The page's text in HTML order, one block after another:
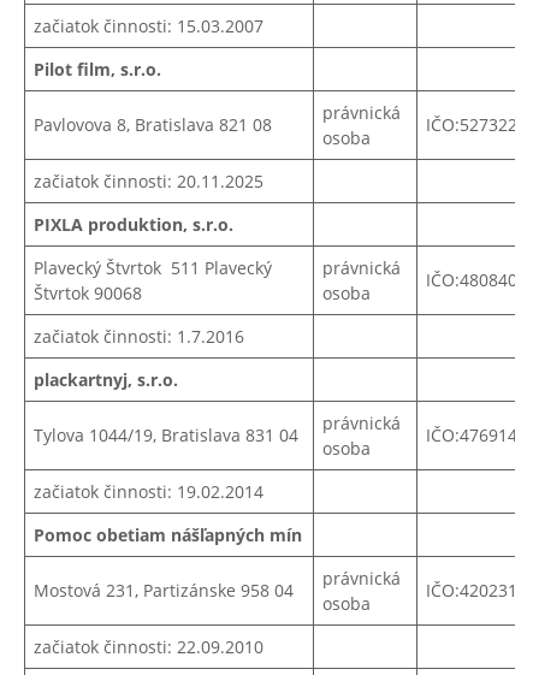
začiatok činnosti: 15.03.2007
Pilot film, s.r.o.
Pavlovova 8, Bratislava 821 08
právnická
osoba
IČO:52732258
začiatok činnosti: 20.11.2025
PIXLA produktion, s.r.o.
Plavecký Štvrtok 511 Plavecký
Štvrtok 90068
právnická
osoba
IČO:48084069
začiatok činnosti: 1.7.2016
plackartnyj, s.r.o.
Tylova 1044/19, Bratislava 831 04
právnická
osoba
IČO:47691433
začiatok činnosti: 19.02.2014
Pomoc obetiam nášľapných mín
Mostová 231, Partizánske 958 04
právnická
osoba
IČO:42023165
začiatok činnosti: 22.09.2010